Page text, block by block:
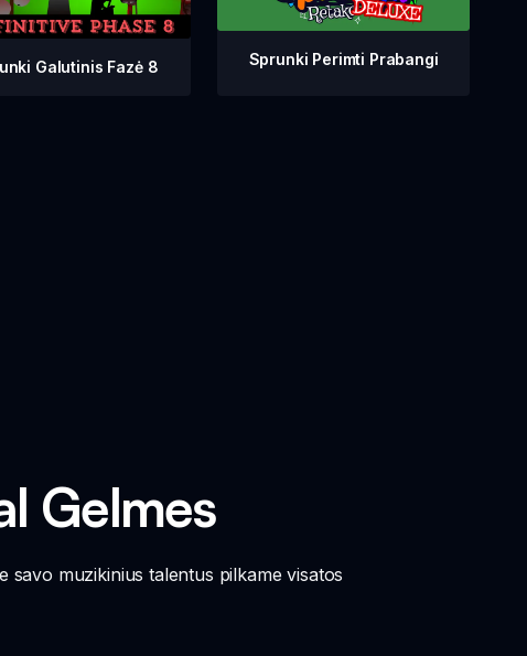
Galutinis Fazė 8 Sprunki Perimti Prabangi
Gelmes
savo muzikinius talentus pilkame visatos